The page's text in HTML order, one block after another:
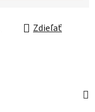
Zdieľať